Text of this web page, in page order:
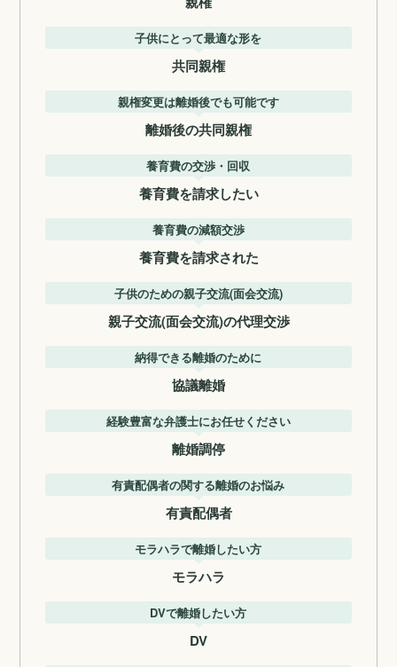
子供にとって最適な形を
共同親権
親権変更は離婚後でも可能です
離婚後の共同親権
養育費の交渉・回収
養育費を請求したい
養育費の減額交渉
養育費を請求された
子供のための親子交流(面会交流)
親子交流(面会交流)の代理交渉
納得できる離婚のために
協議離婚
経験豊富な弁護士にお任せください
離婚調停
有責配偶者の関する離婚のお悩み
有責配偶者
モラハラで離婚したい方
モラハラ
DVで離婚したい方
DV